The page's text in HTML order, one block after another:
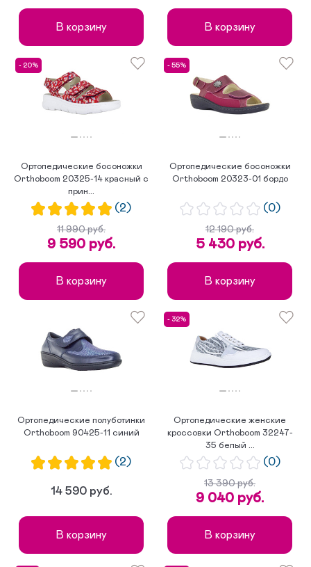
В корзину В корзину
- 20%
Ортопедические босоножки
Orthoboom 20325-14 красный с
прин...
(2)
11 990 руб.
9 590 руб.
В корзину
- 55%
Ортопедические босоножки
Orthoboom 20323-01 бордо
(0)
12 190 руб.
5 430 руб.
В корзину
Ортопедические полуботинки
Orthoboom 90425-11 синий
(2)
14 590 руб.
В корзину
- 32%
Ортопедические женские
кроссовки Orthoboom 32247-
35 белый ...
(0)
13 390 руб.
9 040 руб.
В корзину